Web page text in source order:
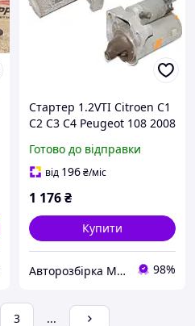
Стартер 1.2VTI Citroen C1
C2 C3 C4 Peugeot 108 2008
2020 (ПЕЖО 208)
(9671530880, 428000-8331)
Готово до відправки
від 196₴/міс
1 176₴
Купити
Авторозбірка Мікроавтобусів 98%
3 ...